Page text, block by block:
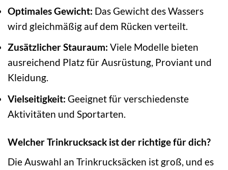
Optimales Gewicht: Das Gewicht des Wassers
wird gleichmäßig auf dem Rücken verteilt.
Zusätzlicher Stauraum: Viele Modelle bieten
ausreichend Platz für Ausrüstung, Proviant und
Kleidung.
Vielseitigkeit: Geeignet für verschiedenste
Aktivitäten und Sportarten.
Welcher Trinkrucksack ist der richtige für dich?
Die Auswahl an Trinkrucksäcken ist groß, und es